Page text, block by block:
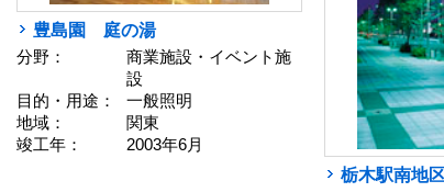
豊島園 庭の湯
分野：
商業施設・イベント施
設
目的・用途：
一般照明
地域：
関東
竣工年：
2003年6月
栃木駅南地